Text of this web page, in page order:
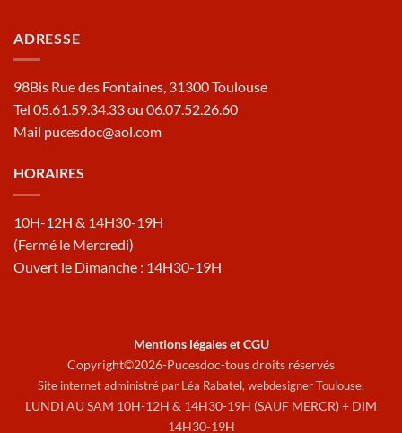
ADRESSE
98Bis Rue des Fontaines, 31300 Toulouse
Tel 05.61.59.34.33 ou 06.07.52.26.60
Mail pucesdoc@aol.com
HORAIRES
10H-12H & 14H30-19H
(Fermé le Mercredi)
Ouvert le Dimanche : 14H30-19H
Mentions légales et CGU
Copyright©2026-Pucesdoc-tous droits réservés
Site internet administré par Léa Rabatel, webdesigner Toulouse.
LUNDI AU SAM 10H-12H & 14H30-19H (SAUF MERCR) + DIM
14H30-19H